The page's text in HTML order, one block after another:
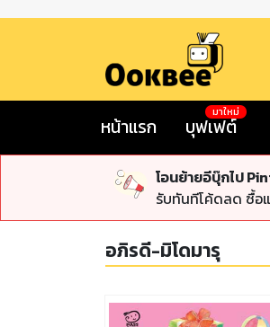
หน้าแรก บุฟเฟต์
มาใหม่
โอนย้ายอีบุ๊กไป
รับทันทีโค้ดลด ซื้อ
อภิรดี-มิโดมารุ